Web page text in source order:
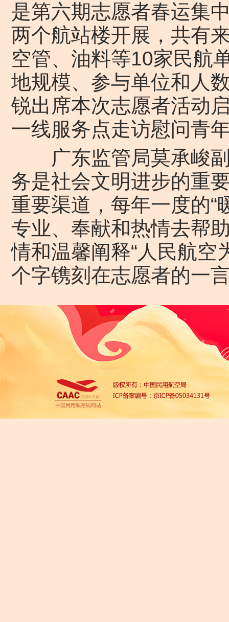
是第六期志愿者春运集
两个航站楼开展，共有
空管、油料等10家民航
地规模、参与单位和人
锐出席本次志愿者活动
一线服务点走访慰问青
广东监管局莫承峻副
务是社会文明进步的重
重要渠道，每年一度的“
专业、奉献和热情去帮
情和温馨阐释“人民航空
个字镌刻在志愿者的一